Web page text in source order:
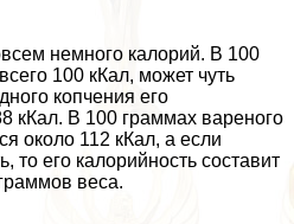
немного калорий. В 100
100 кКал, может чуть
копчения его
кКал. В 100 граммах вареного
около 112 кКал, а если
то его калорийность составит
веса.